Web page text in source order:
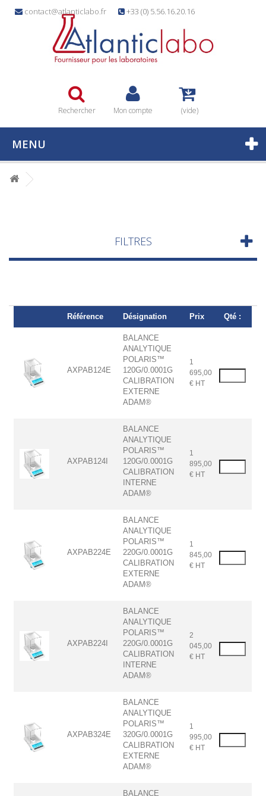
contact@atlanticlabo.fr +33 (0) 5.56.16.20.16
Rechercher Mon compte (vide)
MENU
FILTRES
Référence Désignation Prix Qté :
AXPAB124E
BALANCE
ANALYTIQUE
POLARIS™
120G/0.0001G
CALIBRATION
EXTERNE
ADAM®
1
695,00
€ HT
AXPAB124I
BALANCE
ANALYTIQUE
POLARIS™
120G/0.0001G
CALIBRATION
INTERNE
ADAM®
1
895,00
€ HT
AXPAB224E
BALANCE
ANALYTIQUE
POLARIS™
220G/0.0001G
CALIBRATION
EXTERNE
ADAM®
1
845,00
€ HT
AXPAB224I
BALANCE
ANALYTIQUE
POLARIS™
220G/0.0001G
CALIBRATION
INTERNE
ADAM®
2
045,00
€ HT
AXPAB324E
BALANCE
ANALYTIQUE
POLARIS™
320G/0.0001G
CALIBRATION
EXTERNE
ADAM®
1
995,00
€ HT
BALANCE